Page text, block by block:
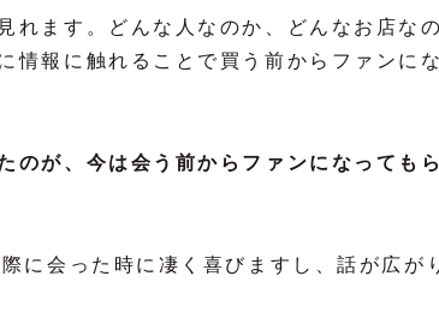
れます。どんな人なのか、どんなお店なの
情報に触れることで買う前からファンに
のが、今は会う前からファンになっても
に会った時に凄く喜びますし、話が広が